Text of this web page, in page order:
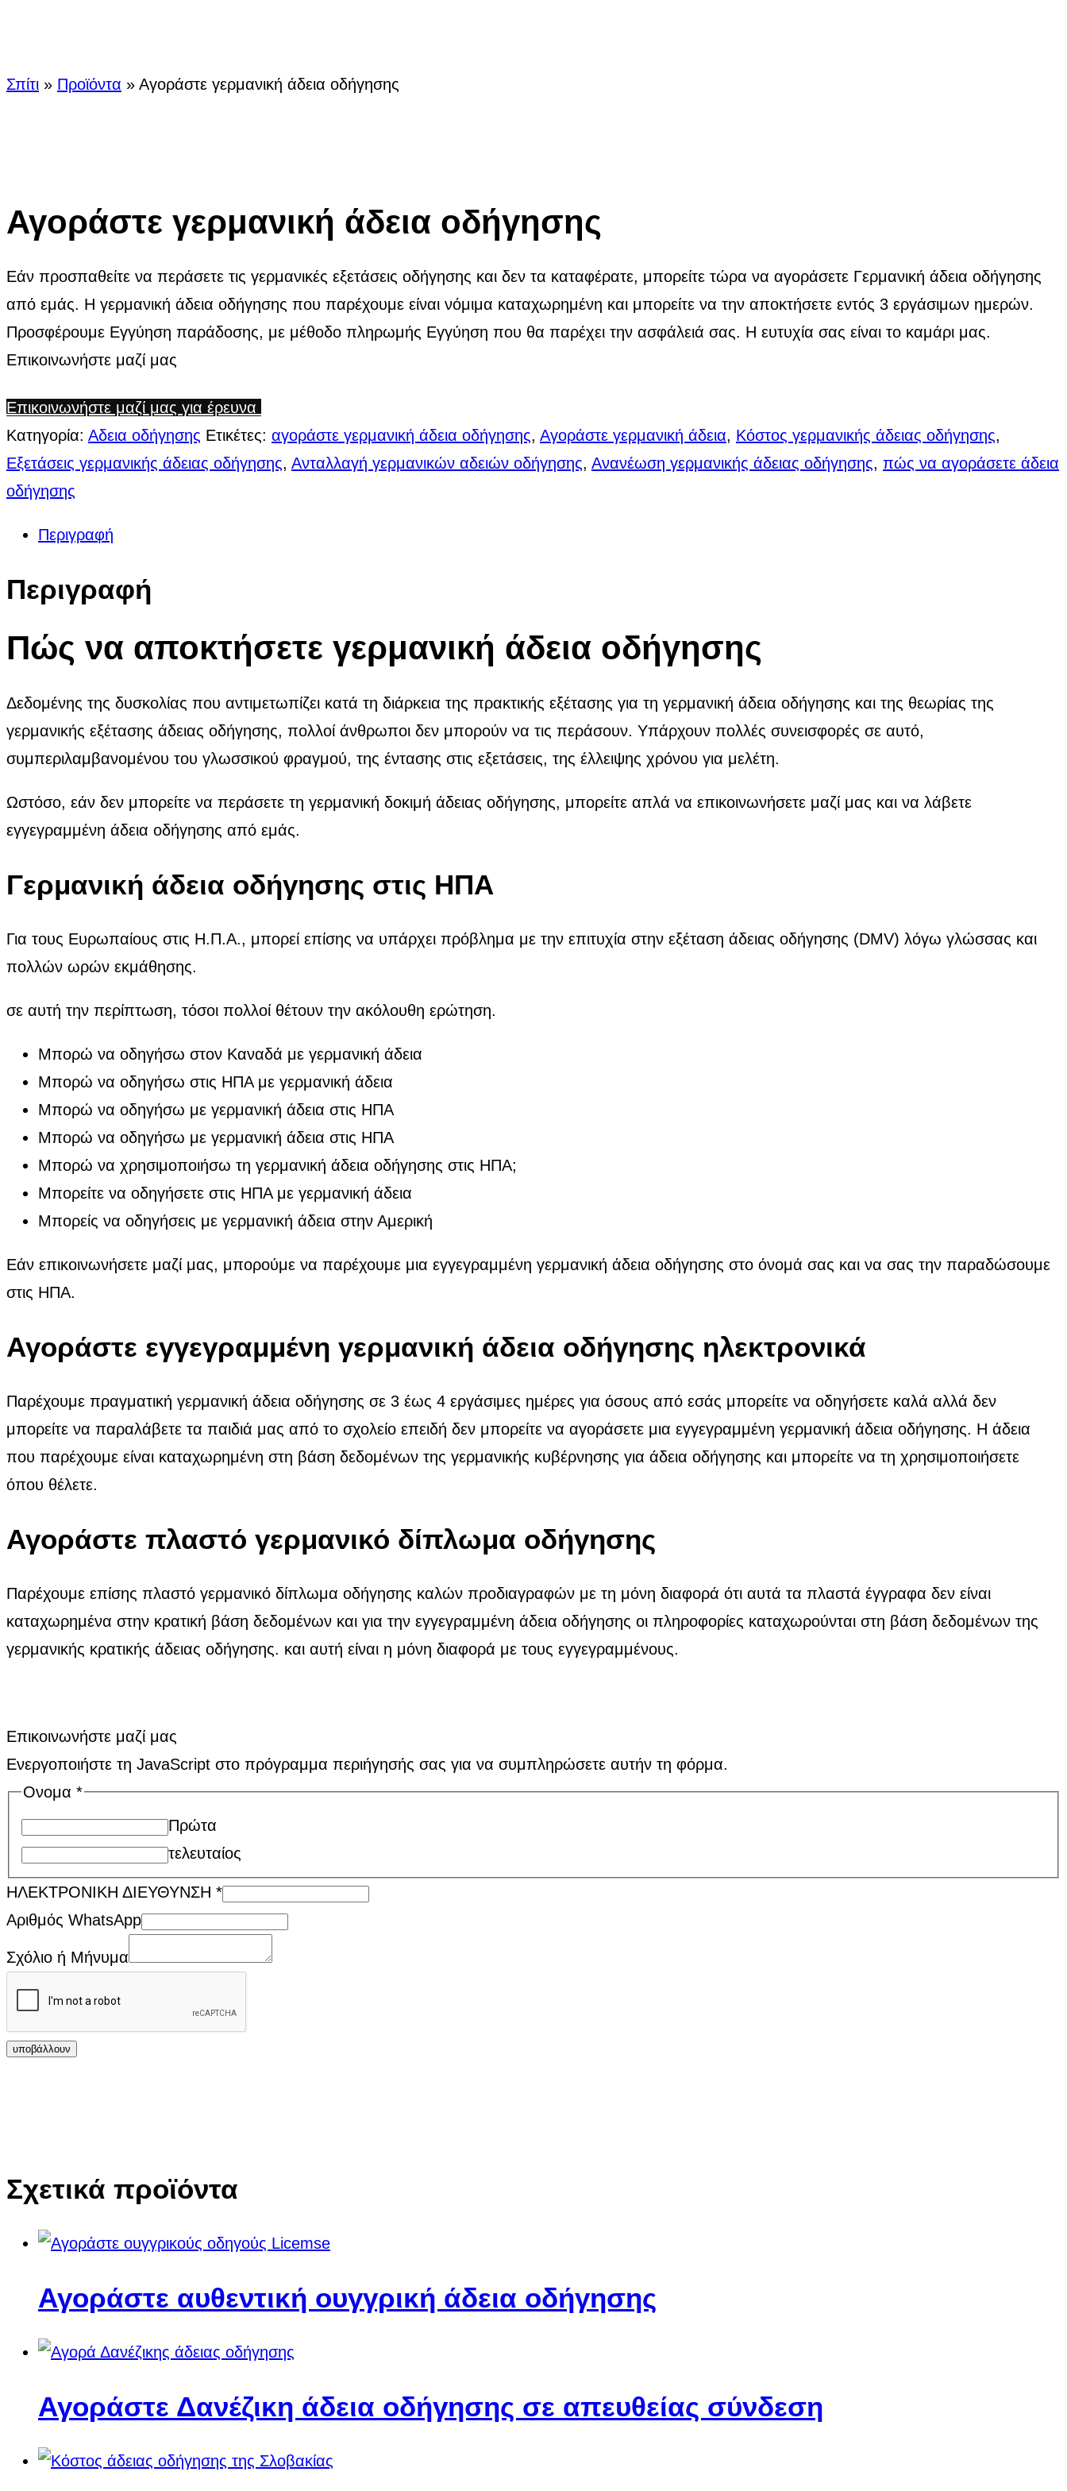
Σπίτι » Προϊόντα » Αγοράστε γερμανική άδεια οδήγησης
Αγοράστε γερμανική άδεια οδήγησης
Εάν προσπαθείτε να περάσετε τις γερμανικές εξετάσεις οδήγησης και δεν τα καταφέρατε, μπορείτε τώρα να αγοράσετε Γερμανική άδεια οδήγησης
από εμάς. Η γερμανική άδεια οδήγησης που παρέχουμε είναι νόμιμα καταχωρημένη και μπορείτε να την αποκτήσετε εντός 3 εργάσιμων ημερών.
Προσφέρουμε Εγγύηση παράδοσης, με μέθοδο πληρωμής Εγγύηση που θα παρέχει την ασφάλειά σας. Η ευτυχία σας είναι το καμάρι μας.
Επικοινωνήστε μαζί μας
Επικοινωνήστε μαζί μας για έρευνα
Κατηγορία: Αδεια οδήγησης Ετικέτες: αγοράστε γερμανική άδεια οδήγησης, Αγοράστε γερμανική άδεια, Κόστος γερμανικής άδειας οδήγησης,
Εξετάσεις γερμανικής άδειας οδήγησης, Ανταλλαγή γερμανικών αδειών οδήγησης, Ανανέωση γερμανικής άδειας οδήγησης, πώς να αγοράσετε άδεια
οδήγησης
Περιγραφή
Περιγραφή
Πώς να αποκτήσετε γερμανική άδεια οδήγησης
Δεδομένης της δυσκολίας που αντιμετωπίζει κατά τη διάρκεια της πρακτικής εξέτασης για τη γερμανική άδεια οδήγησης και της θεωρίας της
γερμανικής εξέτασης άδειας οδήγησης, πολλοί άνθρωποι δεν μπορούν να τις περάσουν. Υπάρχουν πολλές συνεισφορές σε αυτό,
συμπεριλαμβανομένου του γλωσσικού φραγμού, της έντασης στις εξετάσεις, της έλλειψης χρόνου για μελέτη.
Ωστόσο, εάν δεν μπορείτε να περάσετε τη γερμανική δοκιμή άδειας οδήγησης, μπορείτε απλά να επικοινωνήσετε μαζί μας και να λάβετε
εγγεγραμμένη άδεια οδήγησης από εμάς.
Γερμανική άδεια οδήγησης στις ΗΠΑ
Για τους Ευρωπαίους στις Η.Π.Α., μπορεί επίσης να υπάρχει πρόβλημα με την επιτυχία στην εξέταση άδειας οδήγησης (DMV) λόγω γλώσσας και
πολλών ωρών εκμάθησης.
σε αυτή την περίπτωση, τόσοι πολλοί θέτουν την ακόλουθη ερώτηση.
Μπορώ να οδηγήσω στον Καναδά με γερμανική άδεια
Μπορώ να οδηγήσω στις ΗΠΑ με γερμανική άδεια
Μπορώ να οδηγήσω με γερμανική άδεια στις ΗΠΑ
Μπορώ να οδηγήσω με γερμανική άδεια στις ΗΠΑ
Μπορώ να χρησιμοποιήσω τη γερμανική άδεια οδήγησης στις ΗΠΑ;
Μπορείτε να οδηγήσετε στις ΗΠΑ με γερμανική άδεια
Μπορείς να οδηγήσεις με γερμανική άδεια στην Αμερική
Εάν επικοινωνήσετε μαζί μας, μπορούμε να παρέχουμε μια εγγεγραμμένη γερμανική άδεια οδήγησης στο όνομά σας και να σας την παραδώσουμε
στις ΗΠΑ.
Αγοράστε εγγεγραμμένη γερμανική άδεια οδήγησης ηλεκτρονικά
Παρέχουμε πραγματική γερμανική άδεια οδήγησης σε 3 έως 4 εργάσιμες ημέρες για όσους από εσάς μπορείτε να οδηγήσετε καλά αλλά δεν
μπορείτε να παραλάβετε τα παιδιά μας από το σχολείο επειδή δεν μπορείτε να αγοράσετε μια εγγεγραμμένη γερμανική άδεια οδήγησης. Η άδεια
που παρέχουμε είναι καταχωρημένη στη βάση δεδομένων της γερμανικής κυβέρνησης για άδεια οδήγησης και μπορείτε να τη χρησιμοποιήσετε
όπου θέλετε.
Αγοράστε πλαστό γερμανικό δίπλωμα οδήγησης
Παρέχουμε επίσης πλαστό γερμανικό δίπλωμα οδήγησης καλών προδιαγραφών με τη μόνη διαφορά ότι αυτά τα πλαστά έγγραφα δεν είναι
καταχωρημένα στην κρατική βάση δεδομένων και για την εγγεγραμμένη άδεια οδήγησης οι πληροφορίες καταχωρούνται στη βάση δεδομένων της
γερμανικής κρατικής άδειας οδήγησης. και αυτή είναι η μόνη διαφορά με τους εγγεγραμμένους.
Επικοινωνήστε μαζί μας
Ενεργοποιήστε τη JavaScript στο πρόγραμμα περιήγησής σας για να συμπληρώσετε αυτήν τη φόρμα.
Ονομα *
Πρώτα
τελευταίος
ΗΛΕΚΤΡΟΝΙΚΗ ΔΙΕΥΘΥΝΣΗ *
Αριθμός WhatsApp
Σχόλιο ή Μήνυμα
υποβάλλουν
Σχετικά προϊόντα
Αγοράστε αυθεντική ουγγρική άδεια οδήγησης
Αγοράστε Δανέζικη άδεια οδήγησης σε απευθείας σύνδεση